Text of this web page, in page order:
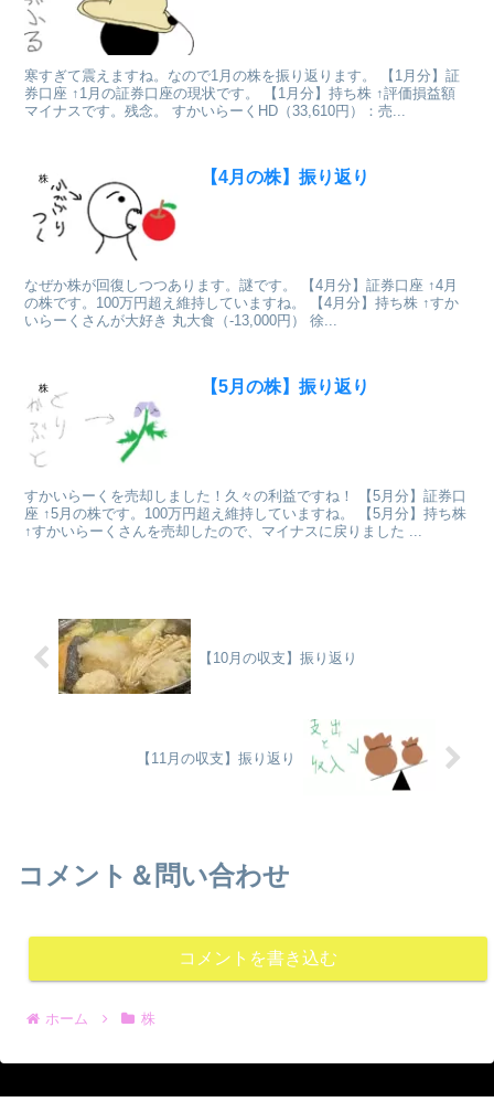
寒すぎて震えますね。なので1月の株を振り返ります。 【1月分】証
券口座 ↑1月の証券口座の現状です。 【1月分】持ち株 ↑評価損益額
マイナスです。残念。 すかいらーくHD（33,610円）：売...
株 【4月の株】振り返り
なぜか株が回復しつつあります。謎です。 【4月分】証券口座 ↑4月
の株です。100万円超え維持していますね。 【4月分】持ち株 ↑すか
いらーくさんが大好き 丸大食（-13,000円） 徐...
株 【5月の株】振り返り
すかいらーくを売却しました！久々の利益ですね！ 【5月分】証券口
座 ↑5月の株です。100万円超え維持していますね。 【5月分】持ち株
↑すかいらーくさんを売却したので、マイナスに戻りました ...
【10月の収支】振り返り
【11月の収支】振り返り
コメント＆問い合わせ
コメントを書き込む
ホーム 株